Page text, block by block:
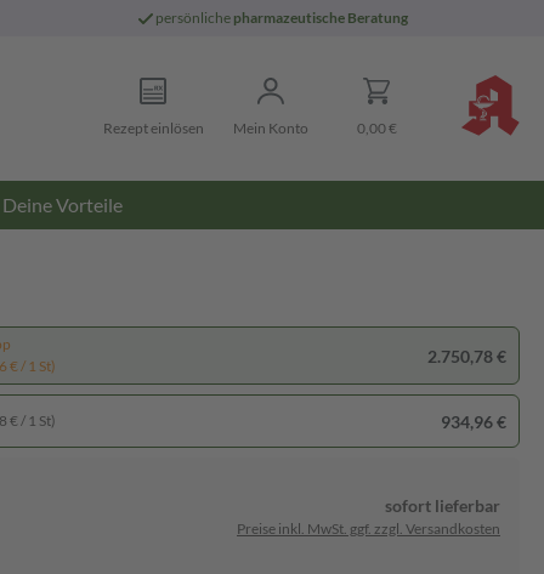
persönliche pharmazeutische Beratung
Rezept einlösen Mein Konto 0,00 €
Deine Vorteile
€ / 1 St)
2.750,78 €
€ / 1 St) 934,96 €
sofort lieferbar
Preise inkl. MwSt. ggf. zzgl. Versandkosten